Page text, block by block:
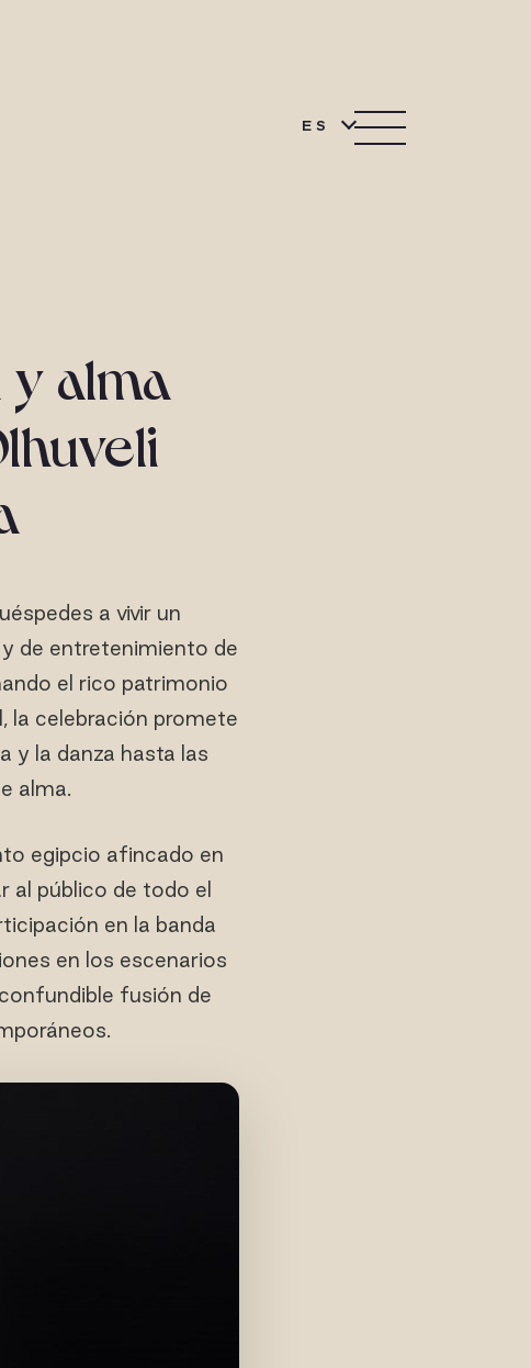
ES
y alma
a vivir un
de entretenimiento de
el rico patrimonio
la celebración promete
y la danza hasta las
alma.
egipcio afincado en
al público de todo el
en la banda
en los escenarios
fusión de